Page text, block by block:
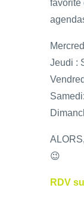
favorite
Jeudi :
😉
RDV